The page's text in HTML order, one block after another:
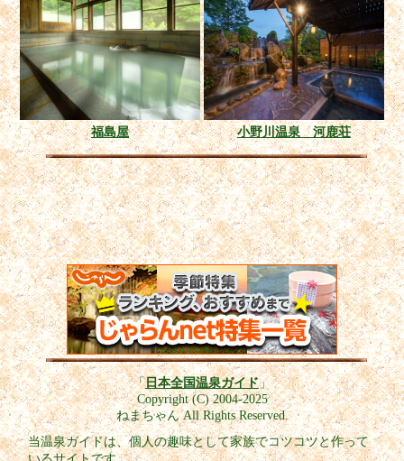
福島屋 小野川温泉 河鹿荘
「日本全国温泉ガイド」
Copyright (C) 2004-2025
ねまちゃん All Rights Reserved.
当温泉ガイドは、個人の趣味として家族でコツコツと作って